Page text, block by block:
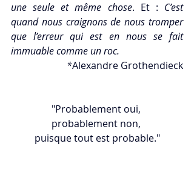
une seule et même chose. Et : C’est
quand nous craignons de nous tromper
que l’erreur qui est en nous se fait
immuable comme un roc.
*Alexandre Grothendieck
"Probablement oui,
probablement non,
puisque tout est probable."